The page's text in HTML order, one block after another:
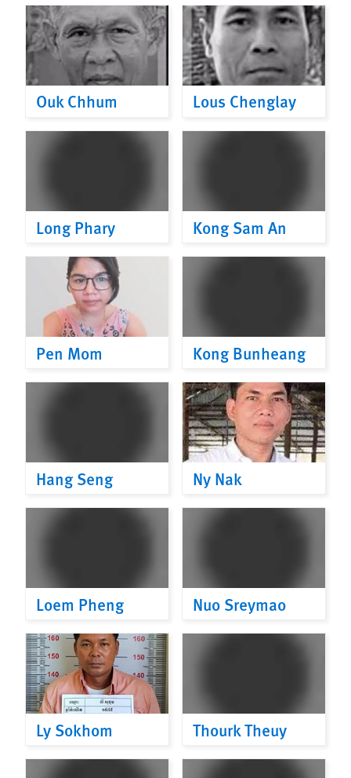
Ouk Chhum Lous Chenglay
Long Phary Kong Sam An
Pen Mom Kong Bunheang
Hang Seng Ny Nak
Loem Pheng Nuo Sreymao
Ly Sokhom Thourk Theuy